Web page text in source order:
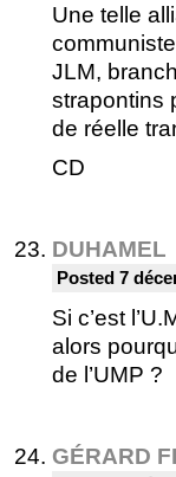
Une telle
JLM,
strapontins
de réelle
CD
DUHAMEL
Posted 7
Si c’est
alors
de l’UMP ?
GÉRARD